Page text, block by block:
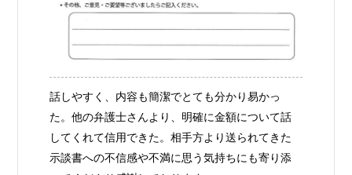
話しやすく、内容も簡潔でとても分かり易かっ
た。他の弁護士さんより、明確に金額について話
してくれて信用できた。相手方より送られてきた
示談書への不信感や不満に思う気持ちにも寄り添